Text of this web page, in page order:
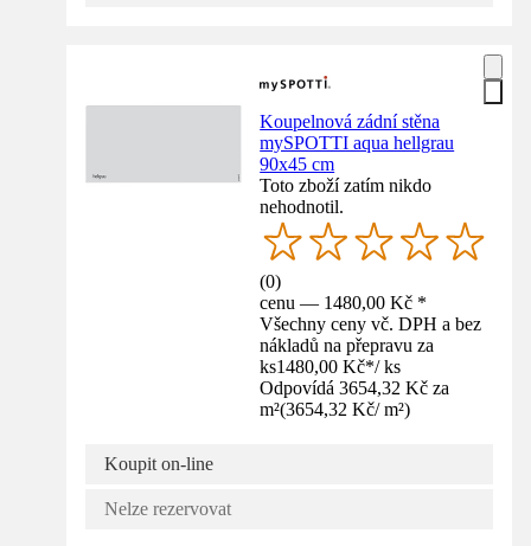
Koupelnová zádní stěna
mySPOTTI aqua hellgrau
90x45 cm
Toto zboží zatím nikdo
nehodnotil.
(0)
cenu — 1480,00 Kč *
Všechny ceny vč. DPH a bez
nákladů na přepravu za
ks1480,00 Kč*/ ks
Odpovídá 3654,32 Kč za
m²(3654,32 Kč/ m²)
Koupit on-line
Nelze rezervovat